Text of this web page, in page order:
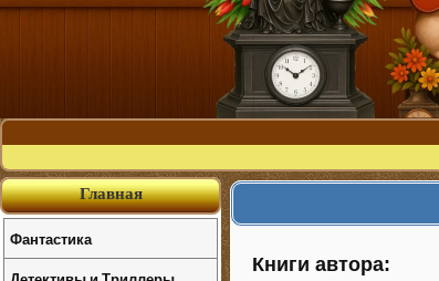
Книги автора:
Главная
Фантастика